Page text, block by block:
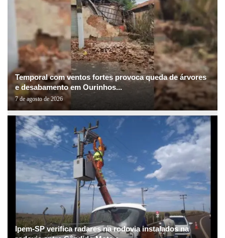
Temporal com ventos fortes provoca queda de árvores
e desabamento em Ourinhos...
7 de agosto de 2026
Ipem-SP verifica radares na rodovia instalados na